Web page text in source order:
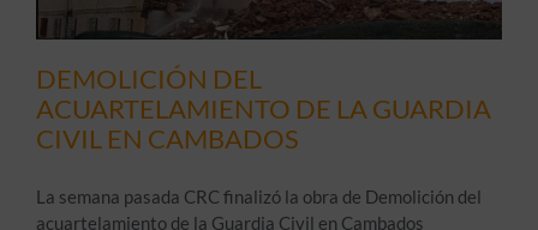
DEMOLICIÓN DEL
ACUARTELAMIENTO DE LA GUARDIA
CIVIL EN CAMBADOS
La semana pasada CRC finalizó la obra de Demolición del
acuartelamiento de la Guardia Civil en Cambados